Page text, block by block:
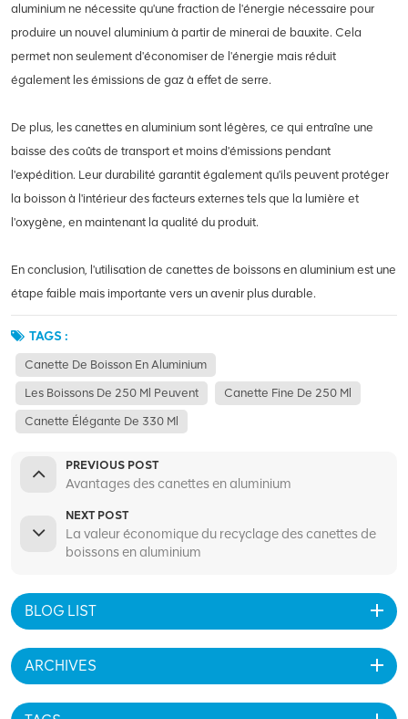
aluminium ne nécessite qu'une fraction de l'énergie nécessaire pour
produire un nouvel aluminium à partir de minerai de bauxite. Cela
permet non seulement d'économiser de l'énergie mais réduit
également les émissions de gaz à effet de serre.
De plus, les canettes en aluminium sont légères, ce qui entraîne une
baisse des coûts de transport et moins d'émissions pendant
l'expédition. Leur durabilité garantit également qu'ils peuvent protéger
la boisson à l'intérieur des facteurs externes tels que la lumière et
l'oxygène, en maintenant la qualité du produit.
En conclusion, l'utilisation de canettes de boissons en aluminium est une
étape faible mais importante vers un avenir plus durable.
TAGS :
Canette De Boisson En Aluminium
Les Boissons De 250 Ml Peuvent Canette Fine De 250 Ml
Canette Élégante De 330 Ml
PREVIOUS POST
Avantages des canettes en aluminium
NEXT POST
La valeur économique du recyclage des canettes de
boissons en aluminium
BLOG LIST
ARCHIVES